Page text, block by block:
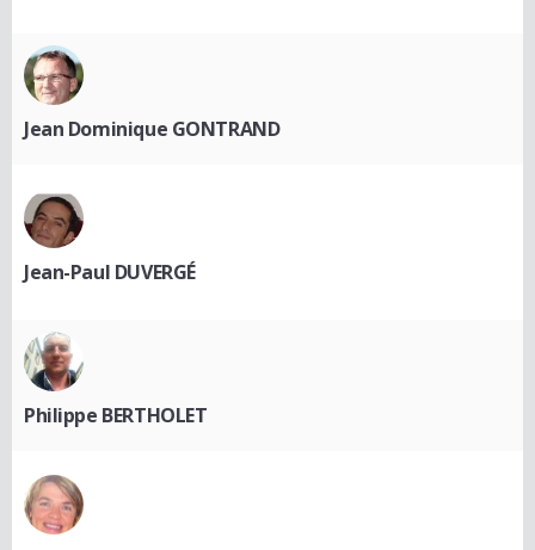
Jean Dominique GONTRAND
Jean-Paul DUVERGÉ
Philippe BERTHOLET